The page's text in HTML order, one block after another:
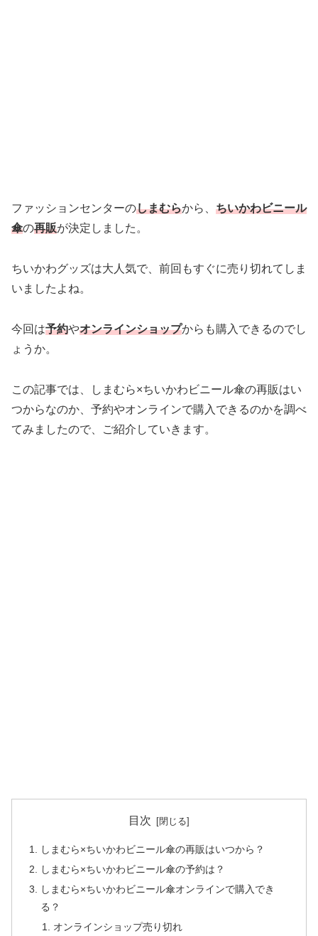
ファッションセンターのしまむらから、 ちいかわビニール
傘の再販が決定しました。
ちいかわグッズは大人気で、前回もすぐに売り切れてしま
いましたよね。
今回は予約やオンラインショップからも購入できるのでし
ょうか。
この記事では、しまむら×ちいかわビニール傘の再販はい
つからなのか、予約やオンラインで購入できるのかを調べ
てみましたので、ご紹介していきます。
目次
しまむら×ちいかわビニール傘の再販はいつから？
しまむら×ちいかわビニール傘の予約は？
しまむら×ちいかわビニール傘オンラインで購入でき
る？
オンラインショップ売り切れ